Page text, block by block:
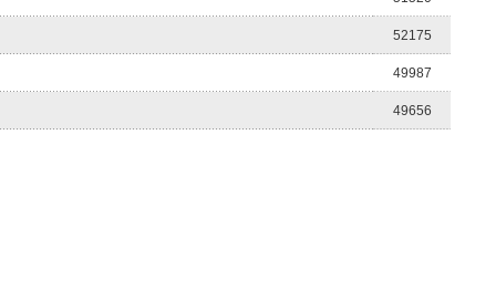
52175
49987
49656